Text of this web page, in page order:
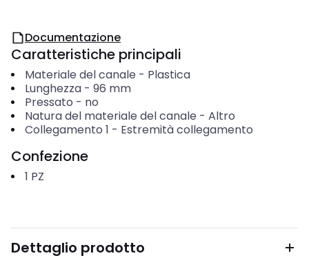
Documentazione
Caratteristiche principali
Materiale del canale - Plastica
Lunghezza- 96 mm
Pressato - no
Natura del materiale del canale - Altro
Collegamento 1 - Estremità collegamento
Confezione
1 PZ
Dettaglio prodotto